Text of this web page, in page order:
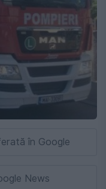
în Google
News